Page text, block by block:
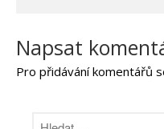
Napsat
Pro přidávání komentářů